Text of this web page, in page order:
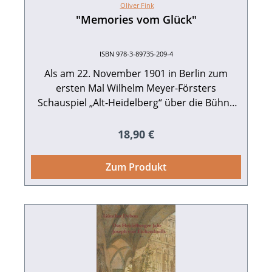
Oliver Fink
"Memories vom Glück"
ISBN 978-3-89735-209-4
Als am 22. November 1901 in Berlin zum
ersten Mal Wilhelm Meyer-Försters
Schauspiel „Alt-Heidelberg“ über die Bühne
der Auftakt zu einer internationalen Karriere
Uraufführung sollen einige Schauspieler mit
aufgrund der angeblich minderwertigen
literarischen Vorlage und des Kitsches einen
Eklat im Publikum und bei der Kritik
befürchteten. Stattdessen mauserte sich „Alt-
Heidelberg“ zu einem der meistgespielten
Stücke in der ersten Hälfte des 20.
Regulärer Preis:
18,90 €
Zum Produkt